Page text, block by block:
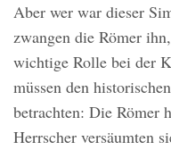
Aber wer war dieser
zwangen die Römer
wichtige Rolle bei der
müssen den
betrachten: Die Römer
Herrscher versäumten